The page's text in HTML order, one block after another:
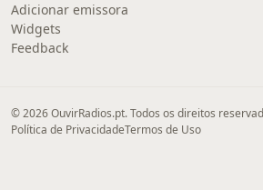
Adicionar emissora
Widgets
Feedback
© 2026 OuvirRadios.pt. Todos os direitos
Política de PrivacidadeTermos de Uso